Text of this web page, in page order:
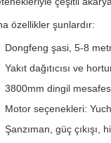
özellikler şunlardır:
Dongfeng şasi, 5-8
Yakıt dağıtıcısı ve
3800mm dingil
Motor seçenekleri:
Şanzıman, güç